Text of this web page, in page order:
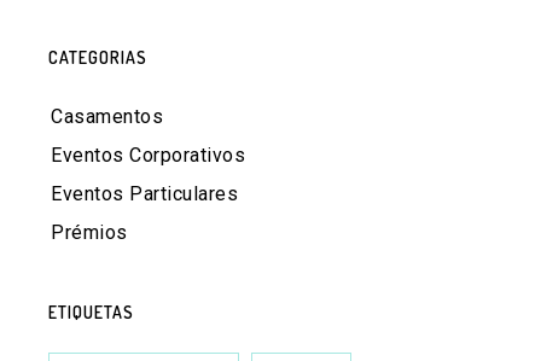
CATEGORIAS
Casamentos
Eventos Corporativos
Eventos Particulares
Prémios
ETIQUETAS